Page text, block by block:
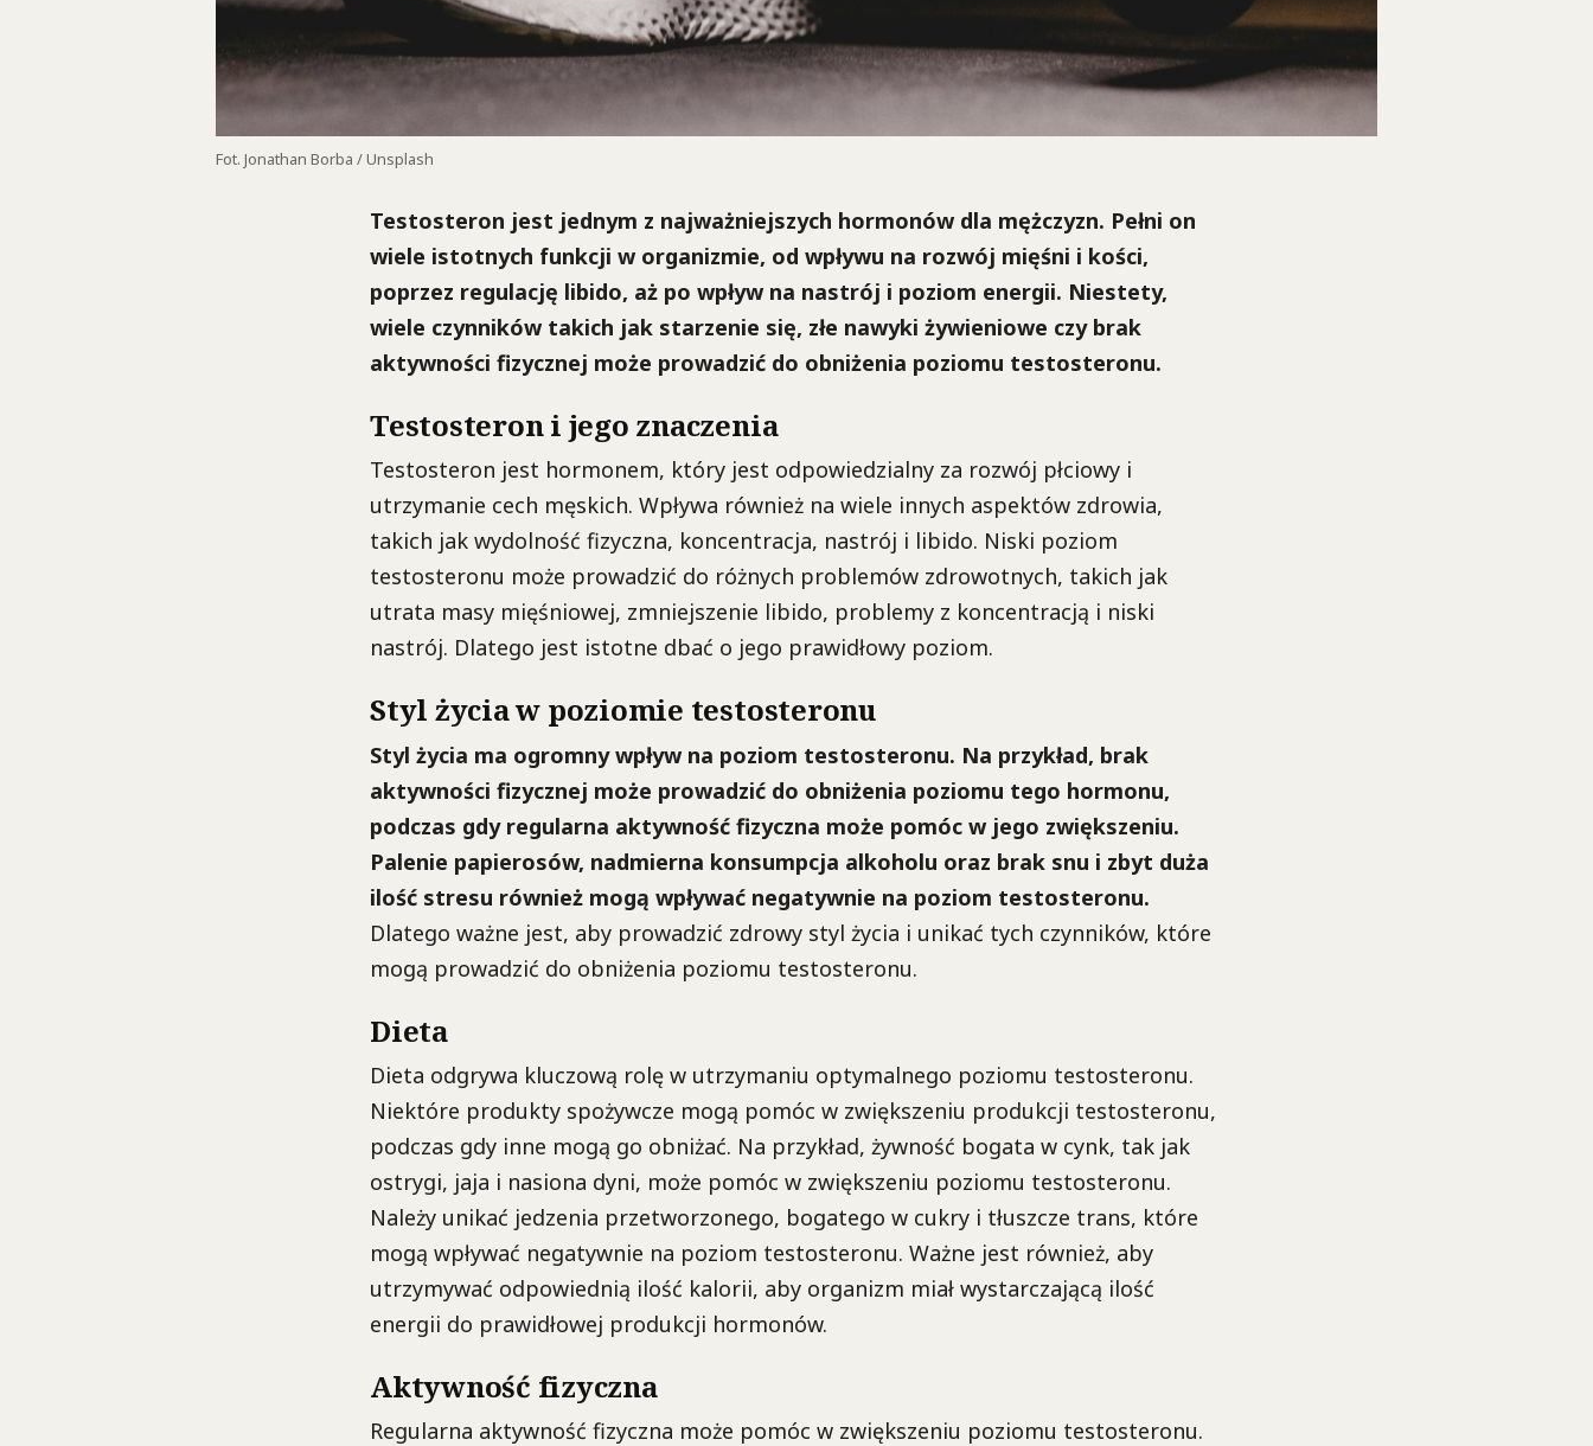
Fot. Jonathan Borba / Unsplash
Testosteron jest jednym z najważniejszych hormonów dla mężczyzn. Pełni on
wiele istotnych funkcji w organizmie, od wpływu na rozwój mięśni i kości,
poprzez regulację libido, aż po wpływ na nastrój i poziom energii. Niestety,
wiele czynników takich jak starzenie się, złe nawyki żywieniowe czy brak
aktywności fizycznej może prowadzić do obniżenia poziomu testosteronu.
Testosteron i jego znaczenia
Testosteron jest hormonem, który jest odpowiedzialny za rozwój płciowy i
utrzymanie cech męskich. Wpływa również na wiele innych aspektów zdrowia,
takich jak wydolność fizyczna, koncentracja, nastrój i libido. Niski poziom
testosteronu może prowadzić do różnych problemów zdrowotnych, takich jak
utrata masy mięśniowej, zmniejszenie libido, problemy z koncentracją i niski
nastrój. Dlatego jest istotne dbać o jego prawidłowy poziom.
Styl życia w poziomie testosteronu
Styl życia ma ogromny wpływ na poziom testosteronu. Na przykład, brak
aktywności fizycznej może prowadzić do obniżenia poziomu tego hormonu,
podczas gdy regularna aktywność fizyczna może pomóc w jego zwiększeniu.
Palenie papierosów, nadmierna konsumpcja alkoholu oraz brak snu i zbyt duża
ilość stresu również mogą wpływać negatywnie na poziom testosteronu.
Dlatego ważne jest, aby prowadzić zdrowy styl życia i unikać tych czynników, które
mogą prowadzić do obniżenia poziomu testosteronu.
Dieta
Dieta odgrywa kluczową rolę w utrzymaniu optymalnego poziomu testosteronu.
Niektóre produkty spożywcze mogą pomóc w zwiększeniu produkcji testosteronu,
podczas gdy inne mogą go obniżać. Na przykład, żywność bogata w cynk, tak jak
ostrygi, jaja i nasiona dyni, może pomóc w zwiększeniu poziomu testosteronu.
Należy unikać jedzenia przetworzonego, bogatego w cukry i tłuszcze trans, które
mogą wpływać negatywnie na poziom testosteronu. Ważne jest również, aby
utrzymywać odpowiednią ilość kalorii, aby organizm miał wystarczającą ilość
energii do prawidłowej produkcji hormonów.
Aktywność fizyczna
Regularna aktywność fizyczna może pomóc w zwiększeniu poziomu testosteronu.